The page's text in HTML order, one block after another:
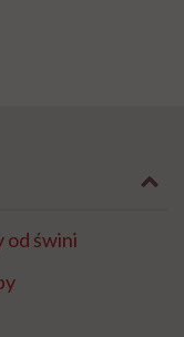
od świni